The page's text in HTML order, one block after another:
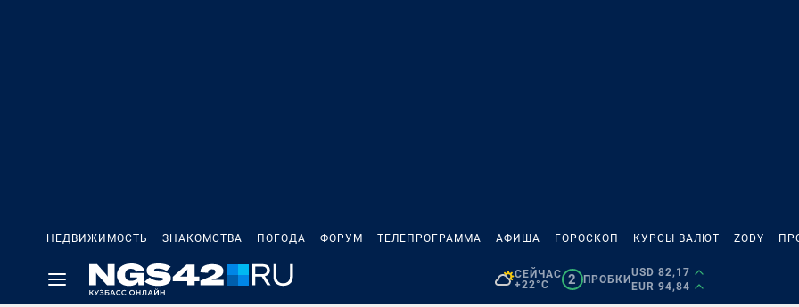
НЕДВИЖИМОСТЬ ЗНАКОМСТВА ПОГОДА ФОРУМ ТЕЛЕПРОГРАММА АФИША ГОРОСКОП КУРСЫ ВАЛЮТ ZODY
СЕЙЧАС
+22°C
2 ПРОБКИ
USD 82,17
EUR 94,84